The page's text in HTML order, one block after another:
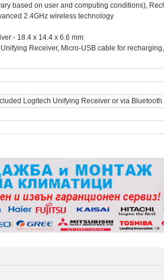
based on user and computing conditions),
2.4GHz wireless technology
- 18.4 x 14.4 x 6.6 mm
Receiver, Micro-USB cable for
Logitech Unifying Receiver or via